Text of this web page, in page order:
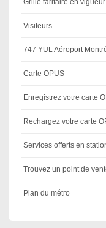
Grille tarifaire en vigueur
Visiteurs
747 YUL Aéroport
Carte OPUS
Enregistrez votre carte
Rechargez votre carte
Services offerts en
Trouvez un point de
Plan du métro